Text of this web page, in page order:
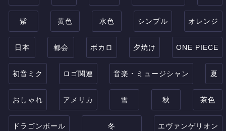
紫 黄色 水色 シンプル オレンジ
日本 都会 ボカロ 夕焼け ONE PIECE
初音ミク ロゴ関連 音楽・ミュージシャン 夏
おしゃれ アメリカ 雪 秋 茶色
ドラゴンボール 冬 エヴァンゲリオン